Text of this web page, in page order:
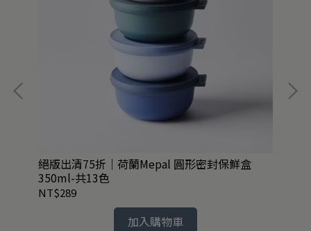
絕版出清75折｜荷蘭Mepal 圓形密封保鮮盒
350ml-共13色
NT$289
加入購物車